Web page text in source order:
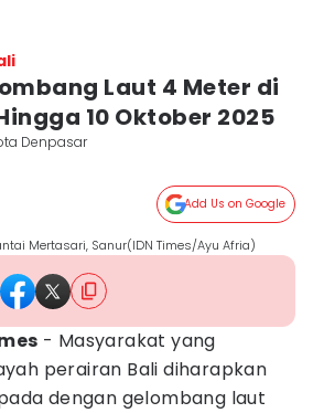
Laut 4 Meter di
10 Oktober 2025
Denpasar
Add Us on Google
Mertasari, Sanur(IDN Times/Ayu Afria)
- Masyarakat yang
perairan Bali diharapkan
dengan gelombang laut